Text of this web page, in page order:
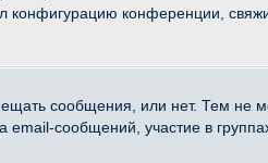
конфигурацию конференции,
сообщения, или нет. Тем не
сообщений, участие в группах